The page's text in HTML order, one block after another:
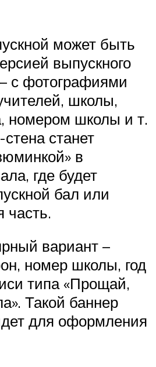
может быть
выпускного
с фотографиями
школы,
номером школы и т.
станет
в
где будет
бал или
часть.
вариант –
номер школы, год
типа «Прощай,
Такой баннер
для оформления